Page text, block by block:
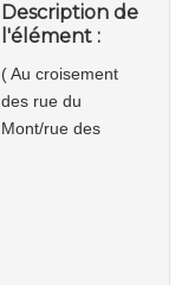
Description de
l'élément :
( Au croisement
des rue du
Mont/rue des